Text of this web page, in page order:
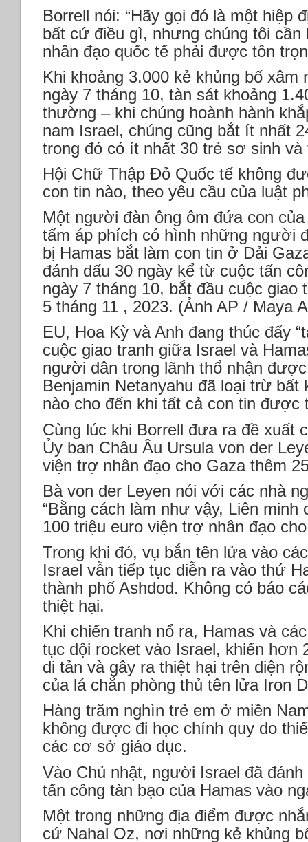
Borrell nói: “Hãy gọi đó là một hiệp
bất cứ điều gì, nhưng chúng tôi
nhân đạo quốc tế phải được tôn
Khi khoảng 3.000 kẻ khủng bố xâm
ngày 7 tháng 10, tàn sát khoảng
thường – khi chúng hoành hành
nam Israel, chúng cũng bắt ít nhất
trong đó có ít nhất 30 trẻ sơ sinh và
Hội Chữ Thập Đỏ Quốc tế không
con tin nào, theo yêu cầu của luật
Một người đàn ông ôm đứa con
tấm áp phích có hình những người
bị Hamas bắt làm con tin ở Dải
đánh dấu 30 ngày kể từ cuộc tấn
ngày 7 tháng 10, bắt đầu cuộc giao
5 tháng 11 , 2023. (Ảnh AP / Maya
EU, Hoa Kỳ và Anh đang thúc đẩy
cuộc giao tranh giữa Israel và
người dân trong lãnh thổ nhận
Benjamin Netanyahu đã loại trừ bất
nào cho đến khi tất cả con tin được
Cùng lúc khi Borrell đưa ra đề xuất
Ủy ban Châu Âu Ursula von der
viện trợ nhân đạo cho Gaza thêm
Bà von der Leyen nói với các nhà
“Bằng cách làm như vậy, Liên minh
100 triệu euro viện trợ nhân đạo
Trong khi đó, vụ bắn tên lửa vào
Israel vẫn tiếp tục diễn ra vào thứ
thành phố Ashdod. Không có báo
thiệt hại.
Khi chiến tranh nổ ra, Hamas và
tục dội rocket vào Israel, khiến hơn
di tản và gây ra thiệt hại trên diện
của lá chắn phòng thủ tên lửa Iron
Hàng trăm nghìn trẻ em ở miền
không được đi học chính quy do
các cơ sở giáo dục.
Vào Chủ nhật, người Israel đã
tấn công tàn bạo của Hamas vào
Một trong những địa điểm được
cứ Nahal Oz, nơi những kẻ khủng